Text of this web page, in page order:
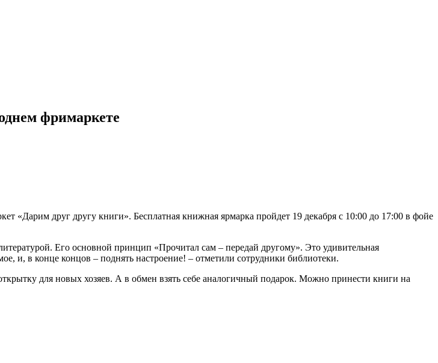
фримаркете
«Дарим друг другу книги». Бесплатная книжная ярмарка пройдет 19 декабря с 10:00 до 17:00 в фойе
Его основной принцип «Прочитал сам – передай другому». Это удивительная
и, в конце концов – поднять настроение! – отметили сотрудники библиотеки.
для новых хозяев. А в обмен взять себе аналогичный подарок. Можно принести книги на